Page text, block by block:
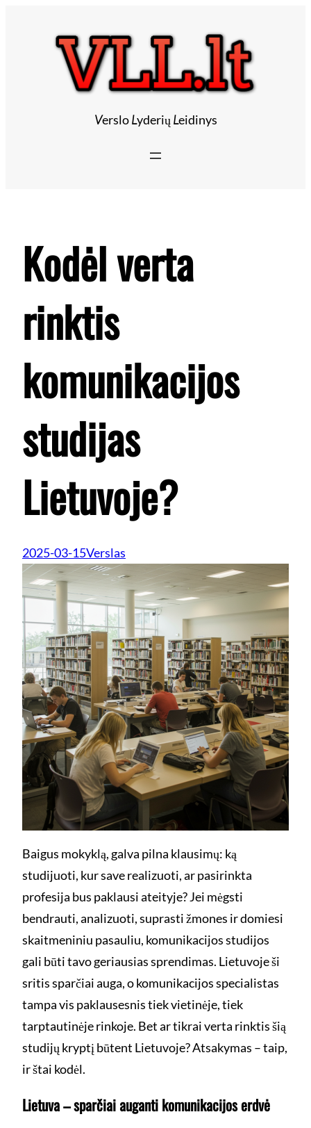
VersloLyderių Leidinys
Kodėl verta
rinktis
komunikacijos
studijas
Lietuvoje?
2025-03-15Verslas
Baigus mokyklą, galva pilna klausimų: ką
studijuoti, kur save realizuoti, ar pasirinkta
profesija bus paklausi ateityje? Jei mėgsti
bendrauti, analizuoti, suprasti žmones ir domiesi
skaitmeniniu pasauliu, komunikacijos studijos
gali būti tavo geriausias sprendimas. Lietuvoje ši
sritis sparčiai auga, o komunikacijos specialistas
tampa vis paklausesnis tiek vietinėje, tiek
tarptautinėje rinkoje. Bet ar tikrai verta rinktis šią
studijų kryptį būtent Lietuvoje? Atsakymas – taip,
ir štai kodėl.
Lietuva – sparčiai auganti komunikacijos erdvė